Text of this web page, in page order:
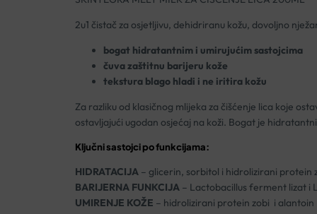
2u1 čistač za osjetljivu, dehidriranu kožu, dovoljno
bogat hidratantnim i umirujućim sastojcima
čuva zaštitnu barijeru kože
tekstura blago hladi i ne iritira kožu
Za razliku od klasičnog mlijeka za čišćenje lica koje
ostavljajući ugodan osjećaj na koži. Bogat je
Ključni sastojci po funkcijama:
HIDRATACIJA– glicerin, sorbitol i hidrolizirani protein
BARIJERNA FUNKCIJA– Lactobacillus ferment lizat i
UMIRENJE KOŽE – hidrolizirani protein zobi i alantoin